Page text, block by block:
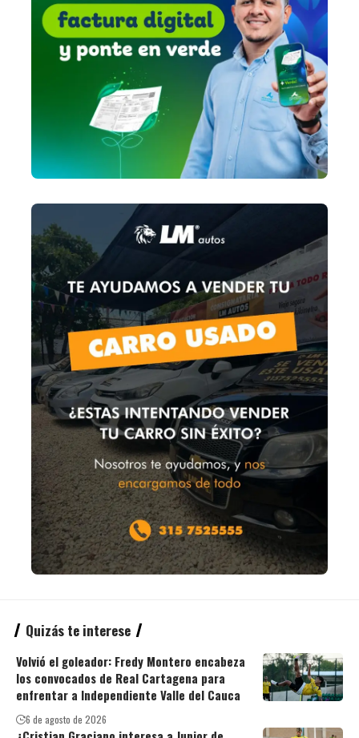
Quizás te interese
Volvió el goleador: Fredy Montero encabeza
los convocados de Real Cartagena para
enfrentar a Independiente Valle del Cauca
6 de agosto de 2026